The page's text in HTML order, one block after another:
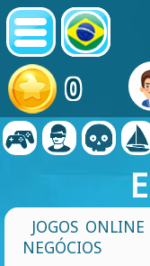
0
JOGOS
NEGÓCIOS